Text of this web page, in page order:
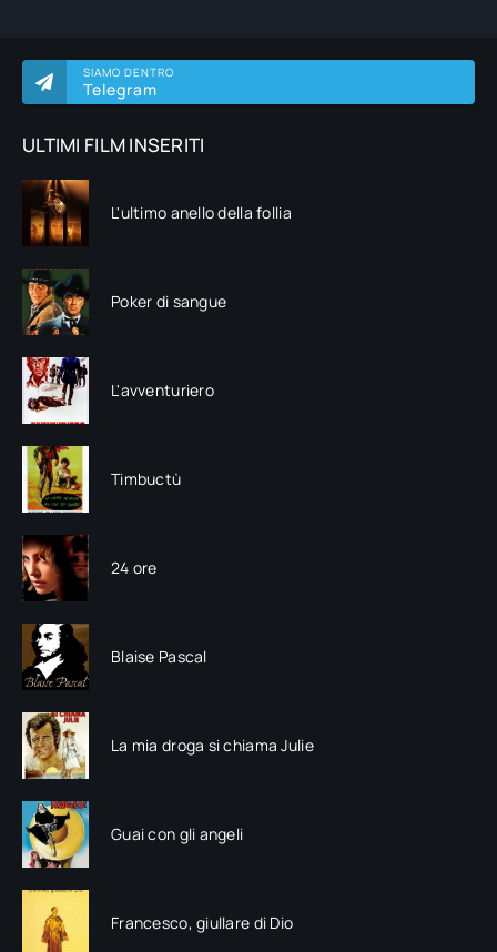
SIAMO DENTRO
Telegram
ULTIMI FILM INSERITI
L'ultimo anello della follia
Poker di sangue
L'avventuriero
Timbuctù
24 ore
Blaise Pascal
La mia droga si chiama Julie
Guai con gli angeli
Francesco, giullare di Dio